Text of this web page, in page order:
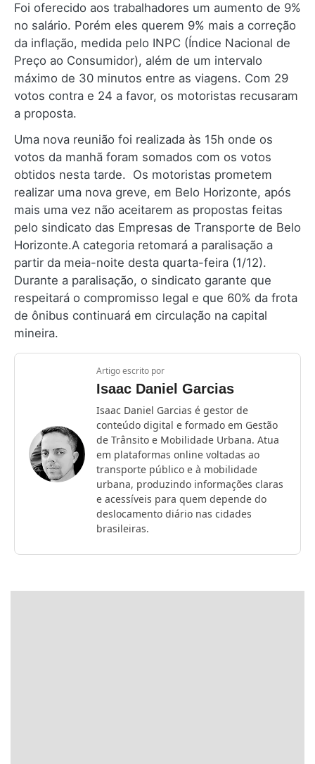
Foi oferecido aos trabalhadores um aumento de 9%
no salário. Porém eles querem 9% mais a correção
da inflação, medida pelo INPC (Índice Nacional de
Preço ao Consumidor), além de um intervalo
máximo de 30 minutos entre as viagens. Com 29
votos contra e 24 a favor, os motoristas recusaram
a proposta.
Uma nova reunião foi realizada às 15h onde os
votos da manhã foram somados com os votos
obtidos nesta tarde. Os motoristas prometem
realizar uma nova greve, em Belo Horizonte, após
mais uma vez não aceitarem as propostas feitas
pelo sindicato das Empresas de Transporte de Belo
Horizonte.A categoria retomará a paralisação a
partir da meia-noite desta quarta-feira (1/12).
Durante a paralisação, o sindicato garante que
respeitará o compromisso legal e que 60% da frota
de ônibus continuará em circulação na capital
mineira.
Artigo escrito por
Isaac Daniel Garcias
Isaac Daniel Garcias é gestor de
conteúdo digital e formado em Gestão
de Trânsito e Mobilidade Urbana. Atua
em plataformas online voltadas ao
transporte público e à mobilidade
urbana, produzindo informações claras
e acessíveis para quem depende do
deslocamento diário nas cidades
brasileiras.